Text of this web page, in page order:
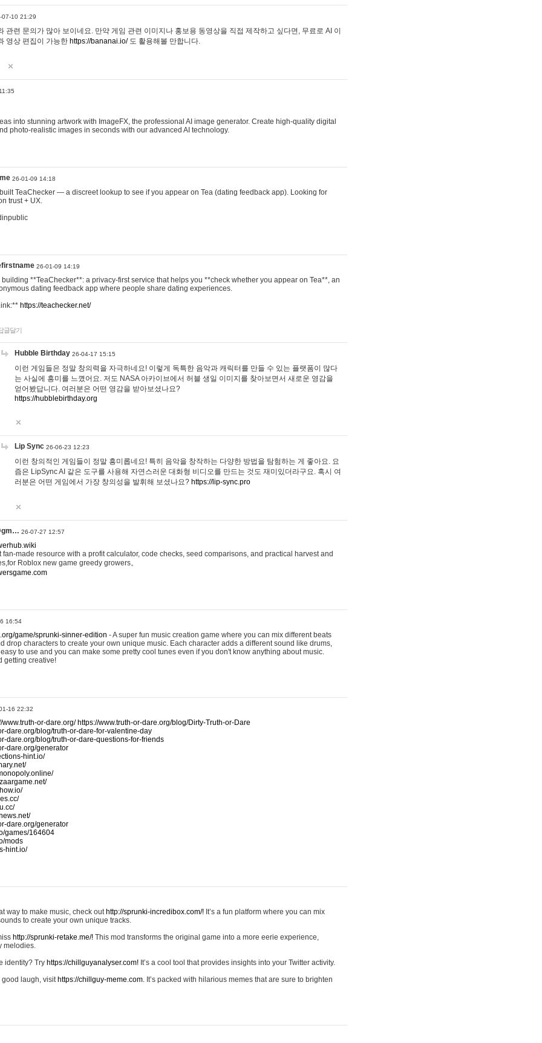
07-10 21:29
관련 문의가 많아 보이네요. 만약 게임 관련 이미지나 홍보용 동영상을 직접 제작하고 싶다면, 무료로 AI 이
영상 편집이 가능한 https://bananai.io/도 활용해볼 만합니다.
into stunning artwork with ImageFX, the professional AI image generator. Create high-quality digital
photo-realistic images in seconds with our advanced AI technology.
26-01-09 14:18
TeaChecker — a discreet lookup to see if you appear on Tea (dating feedback app). Looking for
trust + UX.
26-01-09 14:19
building **TeaChecker**: a privacy-first service that helps you **check whether you appear on Tea**, an
dating feedback app where people share dating experiences.
https://teachecker.net/
글달기
Hubble Birthday 26-04-17 15:15
이런 게임들은 정말 창의력을 자극하네요! 이렇게 독특한 음악과 캐릭터를 만들 수 있는 플랫폼이 많다
는 사실에 흥미를 느꼈어요. 저도 NASA 아카이브에서 허블 생일 이미지를 찾아보면서 새로운 영감을
얻어봤답니다. 여러분은 어떤 영감을 받아보셨나요?
https://hubblebirthday.org
Lip Sync 26-06-23 12:23
이런 창의적인 게임들이 정말 흥미롭네요! 특히 음악을 창작하는 다양한 방법을 탐험하는 게 좋아요. 요
즘은 LipSync AI 같은 도구를 사용해 자연스러운 대화형 비디오를 만드는 것도 재미있더라구요. 혹시 여
러분은 어떤 게임에서 가장 창의성을 발휘해 보셨나요? https://lip-sync.pro
26-07-27 12:57
made resource with a profit calculator, code checks, seed comparisons, and practical harvest and
Roblox new game greedy growers。
16:54
game/sprunki-sinner-edition - A super fun music creation game where you can mix different beats
drop characters to create your own unique music. Each character adds a different sound like drums,
to use and you can make some pretty cool tunes even if you don't know anything about music.
getting creative!
16 22:32
www.truth-or-dare.org/ https://www.truth-or-dare.org/blog/Dirty-Truth-or-Dare
dare.org/blog/truth-or-dare-for-valentine-day
dare.org/blog/truth-or-dare-questions-for-friends
dare.org/generator
hint.io/
dare.org/generator
games/164604
mods
hint.io/
way to make music, check out http://sprunki-incredibox.com/! It’s a fun platform where you can mix
to create your own unique tracks.
http://sprunki-retake.me/! This mod transforms the original game into a more eerie experience,
melodies.
identity? Try https://chillguyanalyser.com! It’s a cool tool that provides insights into your Twitter activity.
good laugh, visit https://chillguy-meme.com. It’s packed with hilarious memes that are sure to brighten